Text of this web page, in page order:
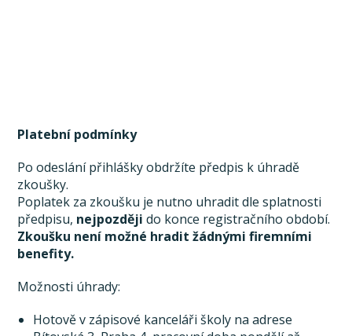
Platební podmínky
Po odeslání přihlášky obdržíte předpis k úhradě
zkoušky.
Poplatek za zkoušku je nutno uhradit dle splatnosti
předpisu, nejpozději do konce registračního období.
Zkoušku není možné hradit žádnými firemními
benefity.
Možnosti úhrady:
Hotově v zápisové kanceláři školy na adrese